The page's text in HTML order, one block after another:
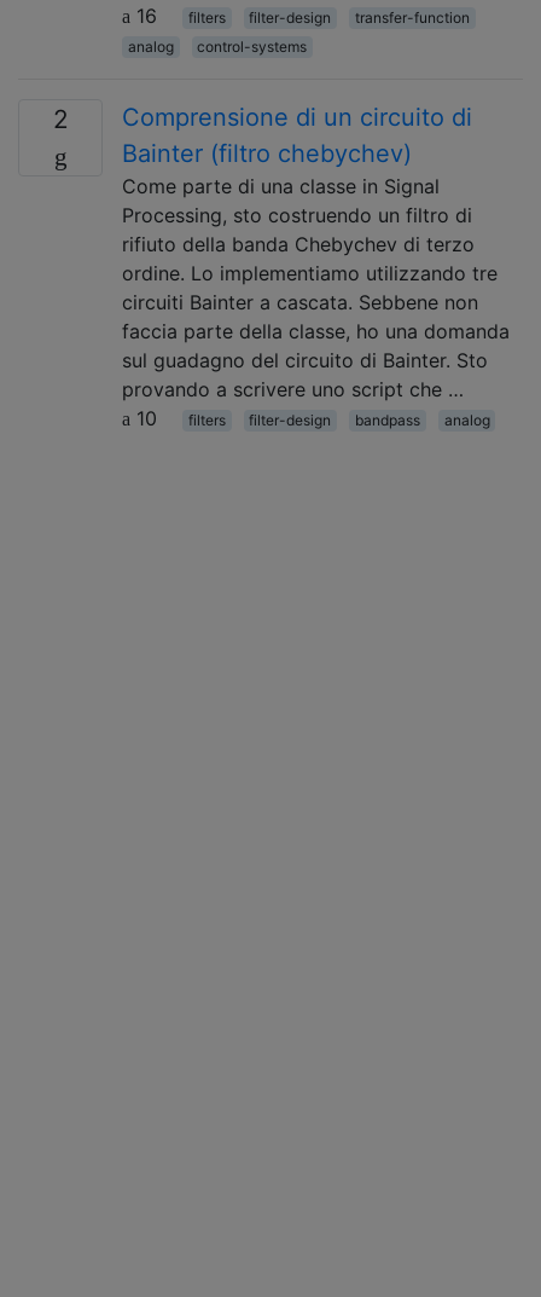
16
filters filter-design
transfer-function
analog
control-systems
2
Comprensione di un circuito di
Bainter (filtro chebychev)
Come parte di una classe in Signal
Processing, sto costruendo un filtro di
rifiuto della banda Chebychev di terzo
ordine. Lo implementiamo utilizzando tre
circuiti Bainter a cascata. Sebbene non
faccia parte della classe, ho una domanda
sul guadagno del circuito di Bainter. Sto
provando a scrivere uno script che …
10
filters filter-design bandpass analog